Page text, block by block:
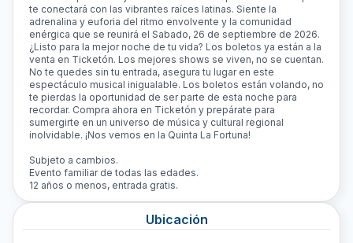
te conectará con las vibrantes raíces latinas. Siente la
adrenalina y euforia del ritmo envolvente y la comunidad
enérgica que se reunirá el Sabado, 26 de septiembre de 2026.
¿Listo para la mejor noche de tu vida? Los boletos ya están a la
venta en Ticketón. Los mejores shows se viven, no se cuentan.
No te quedes sin tu entrada, asegura tu lugar en este
espectáculo musical inigualable. Los boletos están volando, no
te pierdas la oportunidad de ser parte de esta noche para
recordar. Compra ahora en Ticketón y prepárate para
sumergirte en un universo de música y cultural regional
inolvidable. ¡Nos vemos en la Quinta La Fortuna!
Subjeto a cambios.
Evento familiar de todas las edades.
12 años o menos, entrada gratis.
Ubicación